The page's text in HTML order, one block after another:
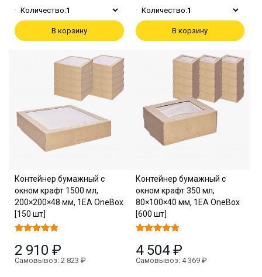
Количество:1
В корзину
Количество:1
В корзину
Контейнер бумажный с
окном крафт 1500 мл,
200×200×48 мм, 1EA OneBox
[150 шт]
2 910 ₽
Самовывоз: 2 823 ₽
Контейнер бумажный с
окном крафт 350 мл,
80×100×40 мм, 1EA OneBox
[600 шт]
4 504 ₽
Самовывоз: 4 369 ₽